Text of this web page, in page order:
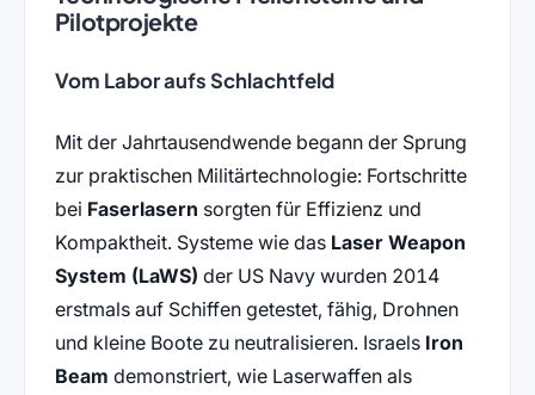
Pilotprojekte
Vom Labor aufs Schlachtfeld
Mit der Jahrtausendwende begann der Sprung
zur praktischen Militärtechnologie: Fortschritte
bei Faserlasern sorgten für Effizienz und
Kompaktheit. Systeme wie das Laser Weapon
System (LaWS) der US Navy wurden 2014
erstmals auf Schiffen getestet, fähig, Drohnen
und kleine Boote zu neutralisieren. Israels Iron
Beam demonstriert, wie Laserwaffen als